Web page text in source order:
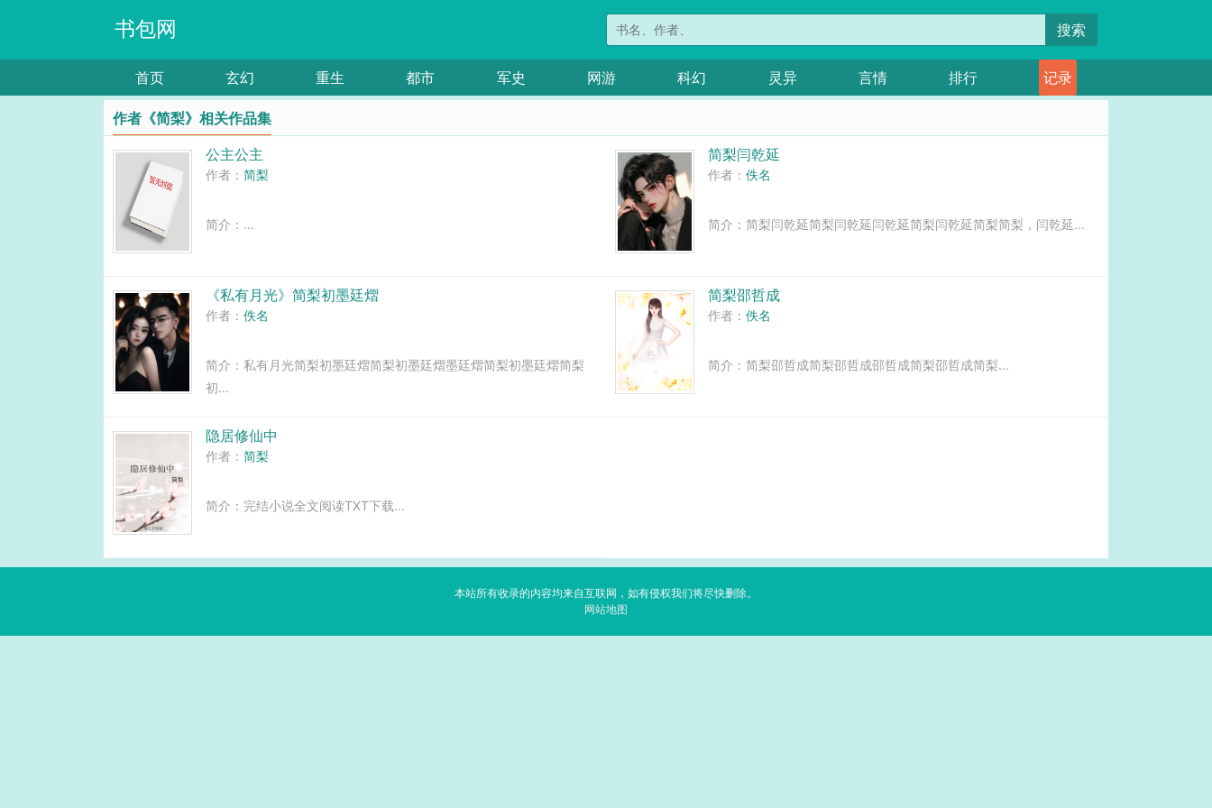
书包网 搜索
首页 玄幻 重生 都市 军史 网游 科幻 灵异 言情 排行 记录
作者《简梨》相关作品集
公主公主
作者：简梨
简介：...
简梨闫乾延
作者： 佚名
简介：简梨闫乾延简梨闫乾延闫乾延简梨闫乾延简梨简梨，闫乾延...
《私有月光》简梨初墨廷熠
作者：佚名
简介：私有月光简梨初墨廷熠简梨初墨廷熠墨廷熠简梨初墨廷熠简梨
初...
简梨邵哲成
作者： 佚名
简介：简梨邵哲成简梨邵哲成邵哲成简梨邵哲成简梨...
隐居修仙中
作者：简梨
简介：完结小说全文阅读TXT下载...
本站所有收录的内容均来自互联网，如有侵权我们将尽快删除。
网站地图